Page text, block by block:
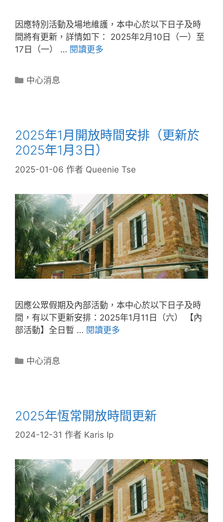
因應特別活動及場地維護，本中心於以下日子及時
間將有更新，詳情如下： 2025年2月10日（一）至
17日（一） … 閱讀更多
中心消息
2025年1月開放時間安排（更新於
2025年1月3日）
2025-01-06 作者 Queenie Tse
因應公眾假期及內部活動，本中心於以下日子及時
間，有以下更新安排：2025年1月11日（六） 【內
部活動】全日暫 … 閱讀更多
中心消息
2025年恆常開放時間更新
2024-12-31 作者 Karis Ip